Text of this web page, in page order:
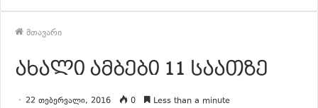
მთავარი
ახალი ამბები 11 საათზე
22 თებერვალი, 2016 0 Less than a minute